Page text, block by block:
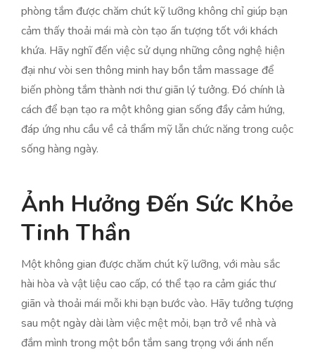
phòng tắm được chăm chút kỹ lưỡng không chỉ giúp bạn
cảm thấy thoải mái mà còn tạo ấn tượng tốt với khách
khứa. Hãy nghĩ đến việc sử dụng những công nghệ hiện
đại như vòi sen thông minh hay bồn tắm massage để
biến phòng tắm thành nơi thư giãn lý tưởng. Đó chính là
cách để bạn tạo ra một không gian sống đầy cảm hứng,
đáp ứng nhu cầu về cả thẩm mỹ lẫn chức năng trong cuộc
sống hàng ngày.
Ảnh Hưởng Đến Sức Khỏe
Tinh Thần
Một không gian được chăm chút kỹ lưỡng, với màu sắc
hài hòa và vật liệu cao cấp, có thể tạo ra cảm giác thư
giãn và thoải mái mỗi khi bạn bước vào. Hãy tưởng tượng
sau một ngày dài làm việc mệt mỏi, bạn trở về nhà và
đắm mình trong một bồn tắm sang trọng với ánh nến